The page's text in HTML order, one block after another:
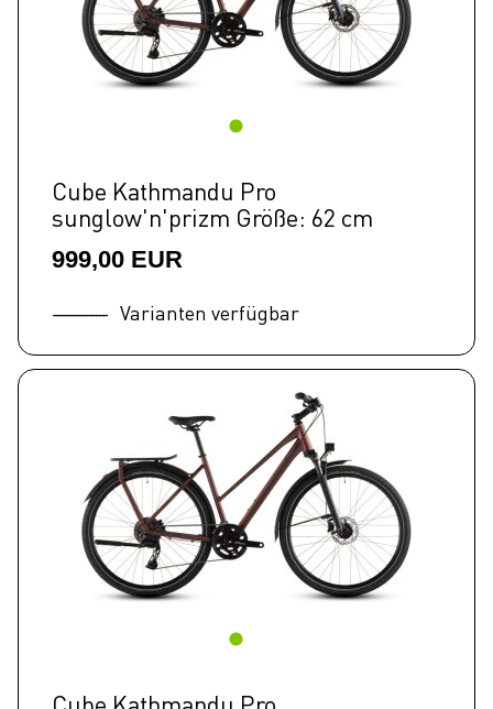
Cube Kathmandu Pro
sunglow'n'prizm Größe: 62 cm
999,00 EUR
Varianten verfügbar